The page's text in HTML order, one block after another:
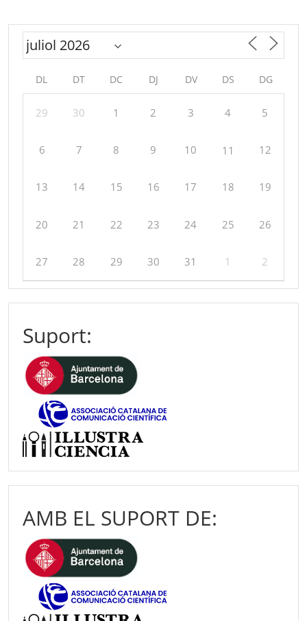
DL DT DC DJ DV DS DG
29 30 1 2 3 4 5
6 7 8 9 10 11 12
13 14 15 16 17 18 19
20 21 22 23 24 25 26
27 28 29 30 31 1 2
Suport:
AMB EL SUPORT DE: